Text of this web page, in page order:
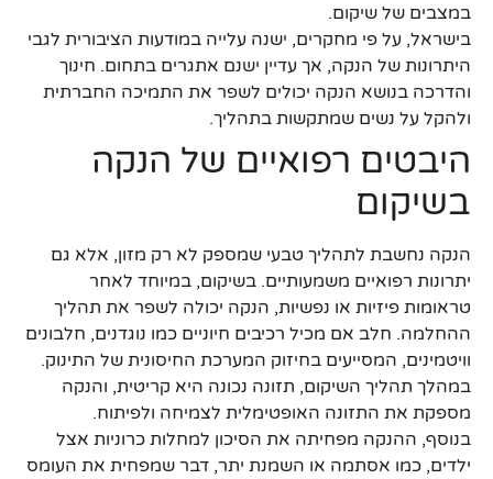
במצבים של שיקום.
בישראל, על פי מחקרים, ישנה עלייה במודעות הציבורית לגבי
היתרונות של הנקה, אך עדיין ישנם אתגרים בתחום. חינוך
והדרכה בנושא הנקה יכולים לשפר את התמיכה החברתית
ולהקל על נשים שמתקשות בתהליך.
היבטים רפואיים של הנקה
בשיקום
הנקה נחשבת לתהליך טבעי שמספק לא רק מזון, אלא גם
יתרונות רפואיים משמעותיים. בשיקום, במיוחד לאחר
טראומות פיזיות או נפשיות, הנקה יכולה לשפר את תהליך
ההחלמה. חלב אם מכיל רכיבים חיוניים כמו נוגדנים, חלבונים
וויטמינים, המסייעים בחיזוק המערכת החיסונית של התינוק.
במהלך תהליך השיקום, תזונה נכונה היא קריטית, והנקה
מספקת את התזונה האופטימלית לצמיחה ולפיתוח.
בנוסף, ההנקה מפחיתה את הסיכון למחלות כרוניות אצל
ילדים, כמו אסתמה או השמנת יתר, דבר שמפחית את העומס